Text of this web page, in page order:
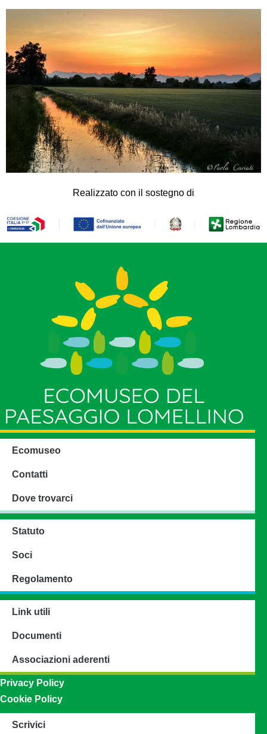
Realizzato con il sostegno di
Ecomuseo
Contatti
Dove trovarci
Statuto
Soci
Regolamento
Link utili
Documenti
Associazioni aderenti
Privacy Policy
Cookie Policy
Scrivici